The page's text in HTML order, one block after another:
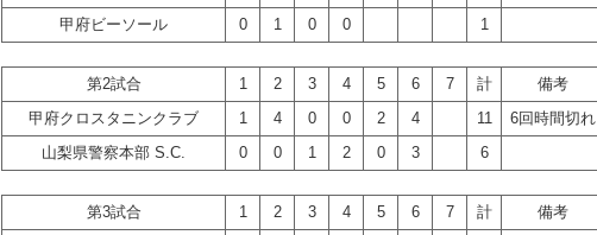
甲府ビーソール
0 1 0 0 1
第2試合 1 2 3 4 5 6 7 計
備考
甲府クロスタニンクラブ
1 4 0 0 2 4 11
6回時間切れ
山梨県警察本部 S.C.
0 0 1 2 0 3 6
第3試合 1 2 3 4 5 6 7 計
備考